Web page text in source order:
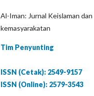
Al-Iman: Jurnal Keislaman dan
kemasyarakatan
Tim Penyunting
ISSN (Cetak): 2549-9157
ISSN (Online): 2579-3543